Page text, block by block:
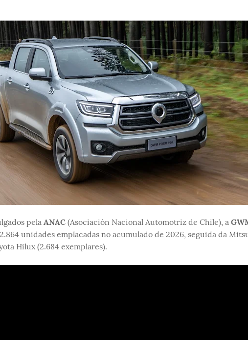
pela ANAC(Asociación Nacional Automotriz de Chile), a
unidades emplacadas no acumulado de 2026, seguida da
Hilux (2.684 exemplares).